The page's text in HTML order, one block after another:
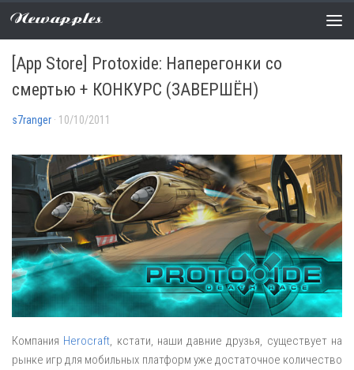
Newapples
APP STORE 8 COMMENTS
[App Store] Protoxide: Наперегонки со
смертью + КОНКУРС (ЗАВЕРШЁН)
s7ranger · 10/10/2011
Компания Herocraft , кстати, наши давние друзья, существует на
рынке игр для мобильных платформ уже достаточное количество